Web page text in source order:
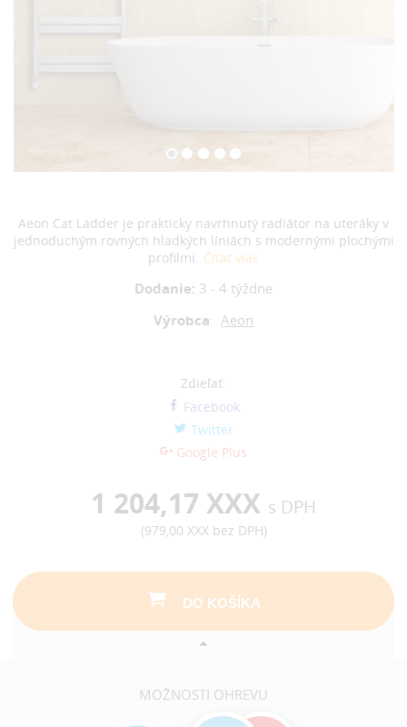
Aeon Cat Ladder je prakticky navrhnutý radiátor na uteráky v
jednoduchým rovných hladkých líniách s modernými plochými
profilmi. Čítať viac
Dodanie: 3 - 4 týždne
Výrobca: Aeon
Zdieľať:
Facebook
Twitter
Google Plus
1 204,17 XXX s DPH
(979,00 XXXbez DPH)
DO KOŠÍKA
MOŽNOSTI OHREVU